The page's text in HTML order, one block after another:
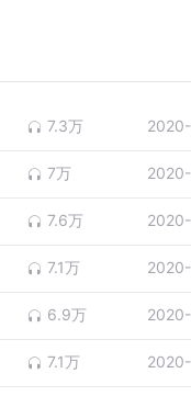
7.3万
7万
7.6万
7.1万
6.9万
7.1万